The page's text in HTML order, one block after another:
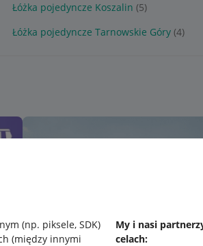
(np. piksele, SDK)
(między innymi
My i nasi
celach:
Łóżka pojedyncze Koszalin (5)
Łóżka pojedyncze Tarnowskie Góry (4)